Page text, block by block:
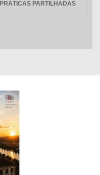
PRÁTICAS PARTILHADAS